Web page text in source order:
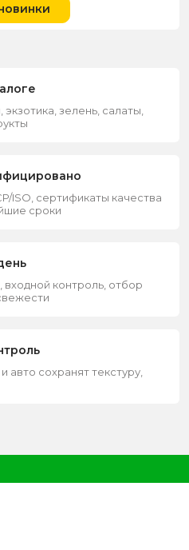
зелень, салаты,
ISO, сертификаты качества
сроки
контроль, отбор
сохранят текстуру,